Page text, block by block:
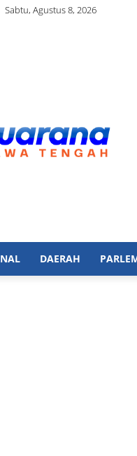
Sabtu, Agustus 8, 2026
DAERAH